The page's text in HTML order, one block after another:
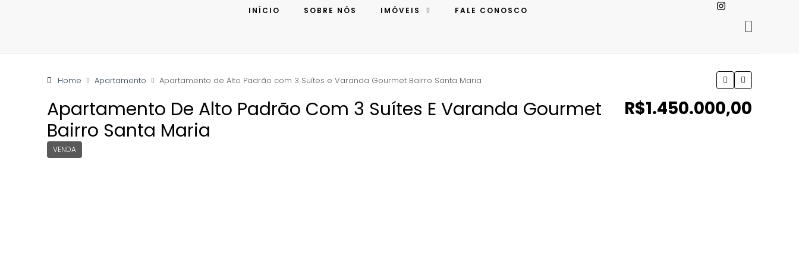
INÍCIO SOBRE NÓS IMÓVEIS FALE CONOSCO
Home Apartamento Apartamento de Alto Padrão com 3 Suítes e Varanda Gourmet Bairro Santa Maria
Apartamento De Alto Padrão Com 3 Suítes E Varanda Gourmet
Bairro Santa Maria
VENDA
R$1.450.000,00